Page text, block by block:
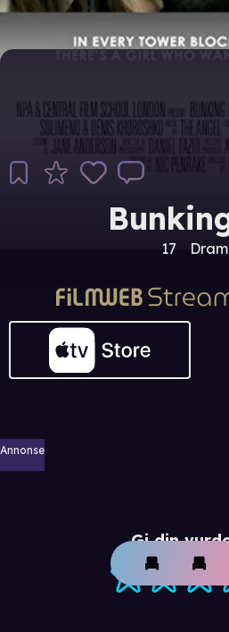
17
Annonse
Gi din